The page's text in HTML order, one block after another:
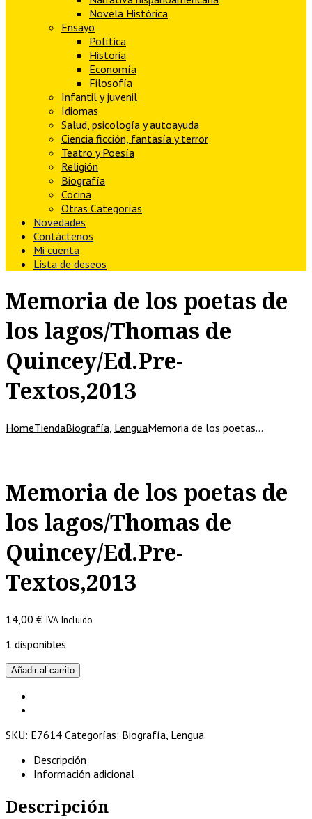
Novela Histórica
Ensayo
Política
Historia
Economía
Filosofía
Infantil y juvenil
Idiomas
Salud, psicología y autoayuda
Ciencia ficción, fantasía y terror
Teatro y Poesía
Religión
Biografía
Cocina
Otras Categorías
Novedades
Contáctenos
Mi cuenta
Lista de deseos
Memoria de los poetas de
los lagos/Thomas de
Quincey/Ed.Pre-
Textos,2013
HomeTiendaBiografía LenguaMemoria de los poetas…
Memoria de los poetas de
los lagos/Thomas de
Quincey/Ed.Pre-
Textos,2013
14,00 € IVA Incluido
1 disponibles
Memoria
de
poetas
los
Quincey/Ed.Pre-
cantidad
Añadir al carrito
SKU: E7614 Categorías: Biografía Lengua
Descripción
Información adicional
Descripción